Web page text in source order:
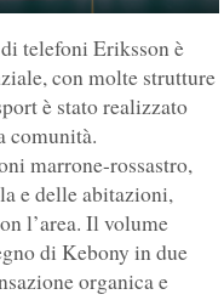
telefoni Eriksson è
con molte strutture
è stato realizzato
comunità.
marrone-rossastro,
e delle abitazioni,
l’area. Il volume
di Kebony in due
organica e